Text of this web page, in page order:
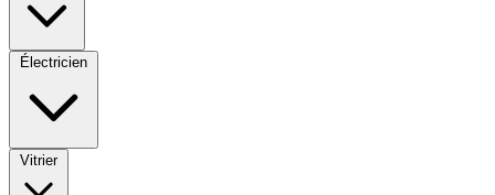
Électricien
Vitrier